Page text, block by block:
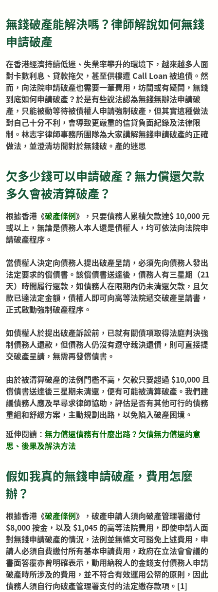
無錢破產能解決嗎？律師解說如何無錢
申請破產
在香港經濟持續低迷、失業率攀升的環境下，越來越多人面
對卡數利息、貸款拖欠，甚至供樓遭 Call Loan 被追債。然
而，向法院申請破產也需要一筆費用，坊間或有疑問，無錢
到底如何申請破產？於是有些說法認為無錢無辦法申請破
產，只能被動等待被債權人申請強制破產，但其實這種做法
對自己十分不利，會導致更嚴重的信貸負面紀錄及法律限
制。林志宇律師事務所團隊為大家講解無錢申請破產的正確
做法，並澄清坊間對於無錢破。產的迷思
欠多少錢可以申請破產？無力償還欠款
多久會被清算破產？
根據香港 《破產條例》， 只要債務人累積欠款達$ 10,000 元
或以上，無論是債務人本人還是債權人，均可依法向法院申
請破產程序。
當債權人決定向債務人提出破產呈請，必須先向債務人發出
法定要求的償債書。該償債書送達後，債務人有三星期（21
天）時間履行還款，如債務人在限期內仍未清還欠款，且欠
款已達法定金額，債權人即可向高等法院遞交破產呈請書，
正式啟動強制破產程序。
如債權人於提出破產訴訟前，已就有關債項取得法庭判決強
制債務人還款，但債務人仍沒有遵守裁決還債，則可直接提
交破產呈請，無需再發償債書。
由於被清算破產的法例門檻不高，欠款只要超過 $10,000 且
償債書送達後三星期未清還，便有可能被清算破產。我們建
議債務人應及早尋求律師協助，評估是否有其他可行的債務
重組和舒緩方案，主動規劃出路，以免陷入破產困境。
延伸閱讀： 無力償還債務有什麼出路？欠債無力償還的意
思、後果及解決方法
假如我真的無錢申請破產，費用怎麼
辦？
根據香港 《破產條例》 ，破產申請人須向破產管理署繳付
$8,000 按金，以及 $1,045 的高等法院費用，即使申請人面
對無錢申請破產的情況，法例並無條文可豁免上述費用，申
請人必須自費繳付所有基本申請費用，政府在立法會會議的
書面答覆亦曾明確表示，動用納稅人的金錢支付債務人申請
破產時所涉及的費用，並不符合有效運用公帑的原則，因此
債務人須自行向破產管理署支付的法定繳存款項。[1]